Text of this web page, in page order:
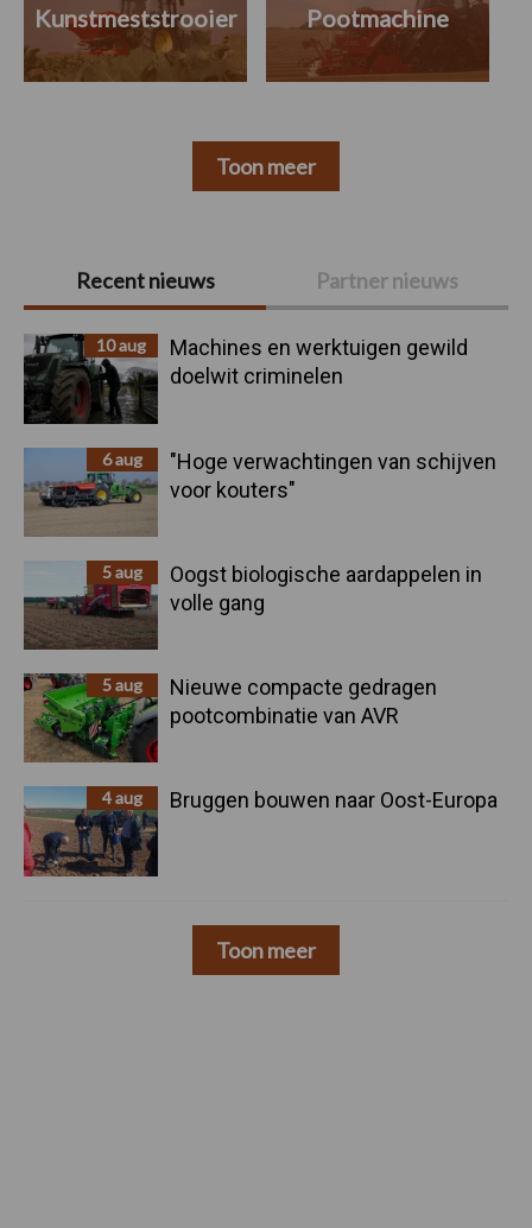
Primaire
Sidebar
Recent nieuws Partner nieuws
10 aug
Machines en werktuigen gewild
doelwit criminelen
6 aug
"Hoge verwachtingen van schijven
voor kouters"
5 aug
Oogst biologische aardappelen in
volle gang
5 aug
Nieuwe compacte gedragen
pootcombinatie van AVR
4 aug Bruggen bouwen naar Oost-Europa
Toon meer
Kunstmeststrooier Pootmachine
Toon meer